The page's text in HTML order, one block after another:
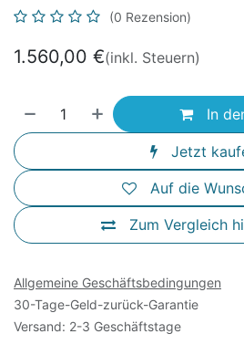
(0 Rezension)
1.560,00 €(inkl. Steuern)
In
Jetzt
Zum Vergleich
Auf die
Allgemeine Geschäftsbedingungen
30-Tage-Geld-zurück-Garantie
Versand: 2-3 Geschäftstage